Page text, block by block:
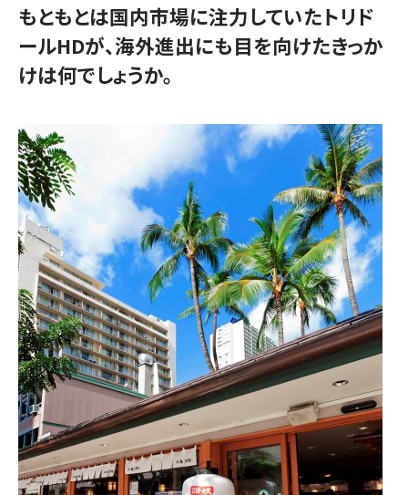
もともとは国内市場に注力していたトリド
ールHDが、海外進出にも目を向けたきっか
けは何でしょうか。